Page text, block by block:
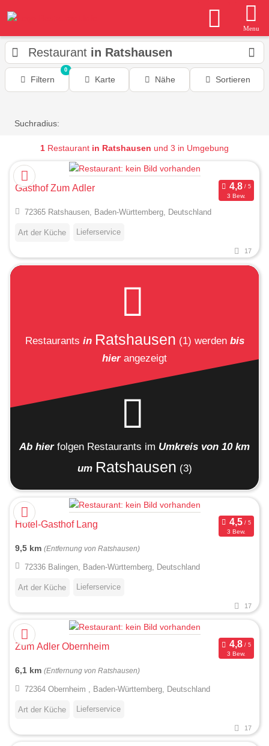
Menu
Restaurant in Ratshausen
Filtern
0
Karte Nähe Sortieren
Suchradius:
1 Restaurant in Ratshausen und 3 in Umgebung
Gasthof Zum Adler
3 Bew.
72365 Ratshausen, Baden-Württemberg, Deutschland
Art der Küche Lieferservice
17
Restaurants in Ratshausen (1) werden bis
hierangezeigt
Ab hier folgen Restaurants im Umkreis von 10 km
um Ratshausen (3)
Hotel-Gasthof Lang
3 Bew.
9,5 km (Entfernung von Ratshausen)
72336 Balingen, Baden-Württemberg, Deutschland
Art der Küche Lieferservice
17
Zum Adler Obernheim
3 Bew.
6,1 km (Entfernung von Ratshausen)
72364 Obernheim , Baden-Württemberg, Deutschland
Art der Küche Lieferservice
17